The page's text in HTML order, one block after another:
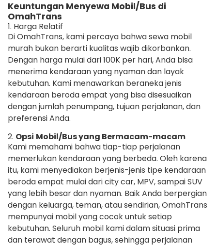
Keuntungan Menyewa Mobil/Bus di
OmahTrans
1. Harga Relatif
Di OmahTrans, kami percaya bahwa sewa mobil
murah bukan berarti kualitas wajib dikorbankan.
Dengan harga mulai dari 100K per hari, Anda bisa
menerima kendaraan yang nyaman dan layak
kebutuhan. Kami menawarkan beraneka jenis
kendaraan beroda empat yang bisa disesuaikan
dengan jumlah penumpang, tujuan perjalanan, dan
preferensi Anda.
2. Opsi Mobil/Bus yang Bermacam-macam
Kami memahami bahwa tiap-tiap perjalanan
memerlukan kendaraan yang berbeda. Oleh karena
itu, kami menyediakan berjenis-jenis tipe kendaraan
beroda empat mulai dari city car, MPV, sampai SUV
yang lebih besar dan nyaman. Baik Anda berpergian
dengan keluarga, teman, atau sendirian, OmahTrans
mempunyai mobil yang cocok untuk setiap
kebutuhan. Seluruh mobil kami dalam situasi prima
dan terawat dengan bagus, sehingga perjalanan